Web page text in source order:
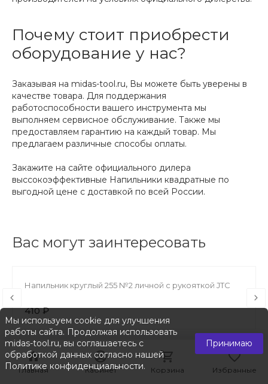
Главная Кабинет Корзина Избранные
Главная Кабинет Корзина Избранные
Почему стоит приобрести
оборудование у нас?
Заказывая на midas-tool.ru, Вы можете быть уверены в
качестве товара. Для поддержания
работоспособности вашего инструмента мы
выполняем сервисное обслуживание. Также мы
предоставляем гарантию на каждый товар. Мы
предлагаем различные способы оплаты.
Закажите на сайте официального дилера
выссокоэффективные Напильники квадратные по
выгодной цене с доставкой по всей России.
Вас могут заинтересовать
Напильник круглый 255 №2 личной с рукояткой JTC
410 ₽
Мы используем cookie для улучшения
работы сайта. Продолжая использовать
midas-tool.ru, вы соглашаетесь с
обработкой данных согласно нашей
Политике конфиденциальности.
Принимаю